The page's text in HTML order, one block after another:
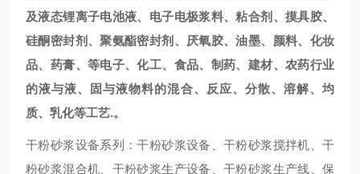
及液态锂离子电池液、电子电极浆料、粘合剂、摸具胶、
硅酮密封剂、聚氨酯密封剂、厌氧胶、油墨、颜料、化妆
品、药膏、等电子、化工、食品、制药、建材、农药行业
的液与液、固与液物料的混合、反应、分散、溶解、均
质、乳化等工艺.。
干粉砂浆设备系列：干粉砂浆设备、干粉砂浆搅拌机、干
粉砂浆混合机、干粉砂浆生产设备、干粉砂浆生产线、保